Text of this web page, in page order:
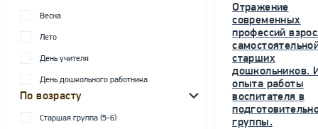
Весна
Лето
День учителя
День дошкольного работника
По возрасту
Старшая группа (5-6)
Отражение
современных
профессий
старших
дошкольников.
опыта работы
воспитателя в
группы.